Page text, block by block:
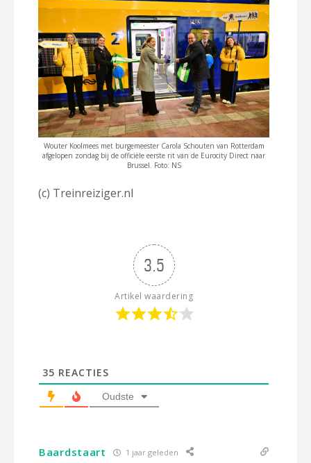
Wouter Koolmees met burgemeester Carola Schouten van Rotterdam
afgelopen zondag bij de officiële eerste rit van de Eurocity Direct naar
Brussel. Foto: NS
(c) Treinreiziger.nl
3.5
Artikel waardering
35 REACTIES
Oudste
Baardstaart 1 jaar geleden